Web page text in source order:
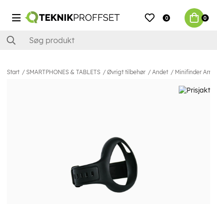
0 0
Start SMARTPHONES & TABLETS Øvrigt tilbehør Andet Minifinder